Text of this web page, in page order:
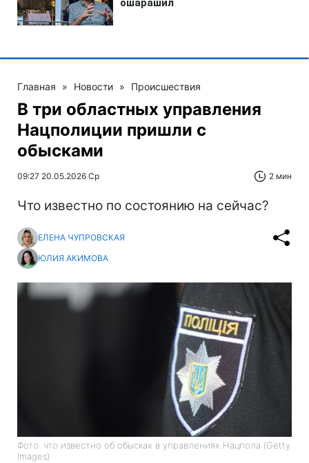
Главная » Новости » Происшествия
В три областных управления
Нацполиции пришли с
обысками
09:27 20.05.2026 Ср 2 мин
Что известно по состоянию на сейчас?
ЕЛЕНА ЧУПРОВСКАЯ
ЮЛИЯ АКИМОВА
Фото: что известно об обысках в управлениях Нацпола (Getty
Images)